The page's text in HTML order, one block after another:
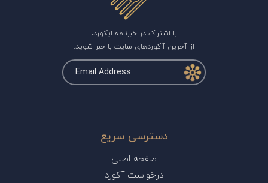
با اشتراک در خبرنامه ایکورد،
از آخرین آکوردهای سایت با خبر شوید.
دسترسی سریع
صفحه اصلی
درخواست آکورد